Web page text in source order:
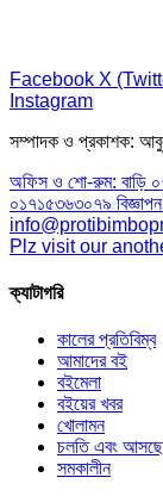
Facebook X
Instagram
সম্পাদক ও প্রকাশক:
অফিস ও শো-রুম: বাড়ি
০১৭১৫৩৬৩০৭৯
Plz visit our
ক্যাটাগরি
কালের প্রতিবিম্ব
আমাদের বই
বইমেলা
বইয়ের খবর
খোলামন
চলতি এবং আসছে
সমকালীন